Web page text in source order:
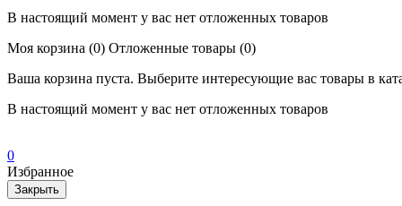
В настоящий момент у вас нет отложенных товаров
Моя корзина (0) Отложенные товары (0)
Ваша корзина пуста. Выберите интересующие вас товары в
В настоящий момент у вас нет отложенных товаров
0
Избранное
Закрыть